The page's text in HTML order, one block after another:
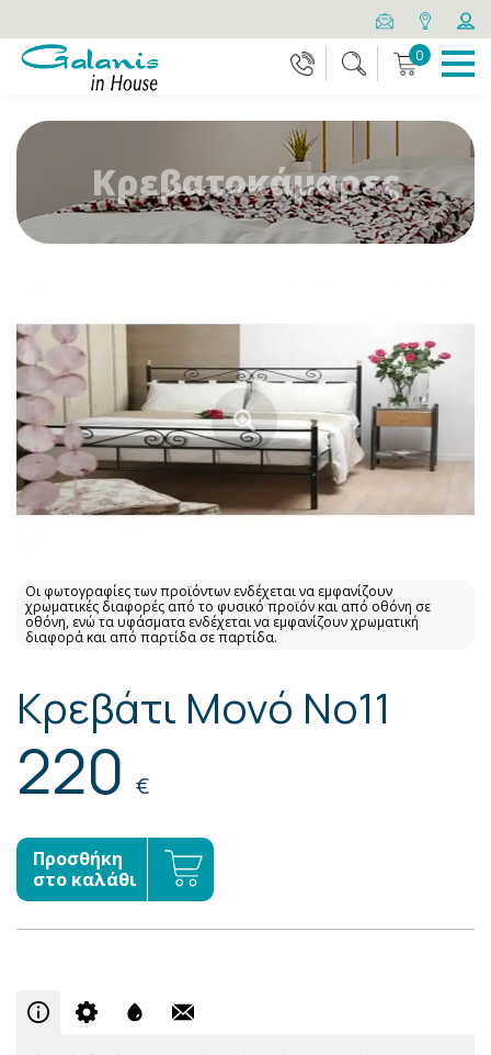
0
Κρεβατοκάμαρες
Οι φωτογραφίες των προϊόντων ενδέχεται να εμφανίζουν
χρωματικές διαφορές από το φυσικό προϊόν και από οθόνη σε
οθόνη, ενώ τα υφάσματα ενδέχεται να εμφανίζουν χρωματική
διαφορά και από παρτίδα σε παρτίδα.
Κρεβάτι Μονό No11
220 €
Προσθήκη
στο καλάθι